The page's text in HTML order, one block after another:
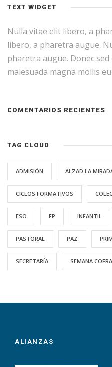
TEXT WIDGET
Nulla vitae elit libero, a
libero, a pharetra augue.
pharetra augue. Donec
malesuada magna mollis
COMENTARIOS RECIENTES
TAG CLOUD
ADMISIÓN ALZAD LA
CICLOS FORMATIVOS
ESO FP INFANTIL
PASTORAL PAZ
SECRETARÍA SEMANA
ALIANZAS